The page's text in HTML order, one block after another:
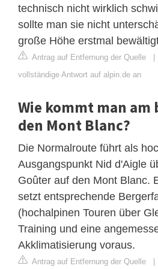
technisch nicht wirklich
sollte man sie nicht
große Höhe erstmal
Antrag auf Entfernung der Quelle |
vollständige Antwort auf alpin.de an
Wie kommt man am
den Mont Blanc?
Die Normalroute führt als
Ausgangspunkt Nid d'Aigle
Goûter auf den Mont Blanc.
setzt entsprechende
(hochalpinen Touren über
Training und eine
Akklimatisierung voraus.
Antrag auf Entfernung der Quelle |